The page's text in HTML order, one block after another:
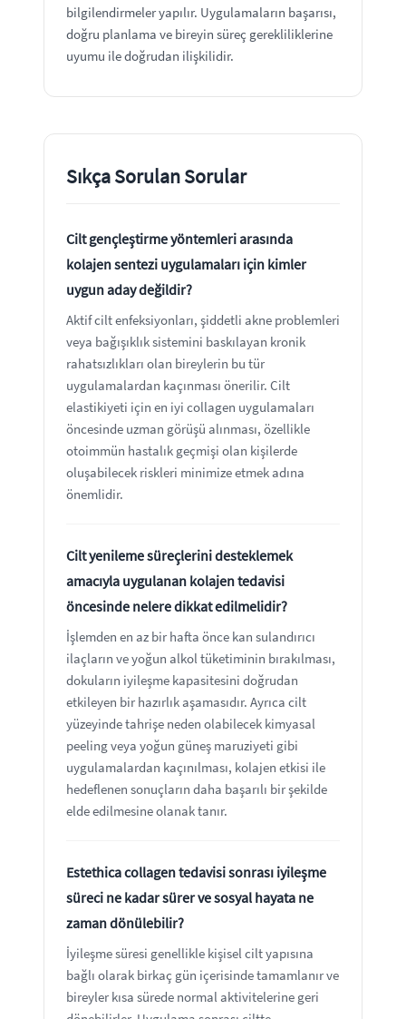
bilgilendirmeler yapılır. Uygulamaların başarısı,
doğru planlama ve bireyin süreç gerekliliklerine
uyumu ile doğrudan ilişkilidir.
Sıkça Sorulan Sorular
Cilt gençleştirme yöntemleri arasında
kolajen sentezi uygulamaları için kimler
uygun aday değildir?
Aktif cilt enfeksiyonları, şiddetli akne problemleri
veya bağışıklık sistemini baskılayan kronik
rahatsızlıkları olan bireylerin bu tür
uygulamalardan kaçınması önerilir. Cilt
elastikiyeti için en iyi collagen uygulamaları
öncesinde uzman görüşü alınması, özellikle
otoimmün hastalık geçmişi olan kişilerde
oluşabilecek riskleri minimize etmek adına
önemlidir.
Cilt yenileme süreçlerini desteklemek
amacıyla uygulanan kolajen tedavisi
öncesinde nelere dikkat edilmelidir?
İşlemden en az bir hafta önce kan sulandırıcı
ilaçların ve yoğun alkol tüketiminin bırakılması,
dokuların iyileşme kapasitesini doğrudan
etkileyen bir hazırlık aşamasıdır. Ayrıca cilt
yüzeyinde tahrişe neden olabilecek kimyasal
peeling veya yoğun güneş maruziyeti gibi
uygulamalardan kaçınılması, kolajen etkisi ile
hedeflenen sonuçların daha başarılı bir şekilde
elde edilmesine olanak tanır.
Estethica collagen tedavisi sonrası iyileşme
süreci ne kadar sürer ve sosyal hayata ne
zaman dönülebilir?
İyileşme süresi genellikle kişisel cilt yapısına
bağlı olarak birkaç gün içerisinde tamamlanır ve
bireyler kısa sürede normal aktivitelerine geri